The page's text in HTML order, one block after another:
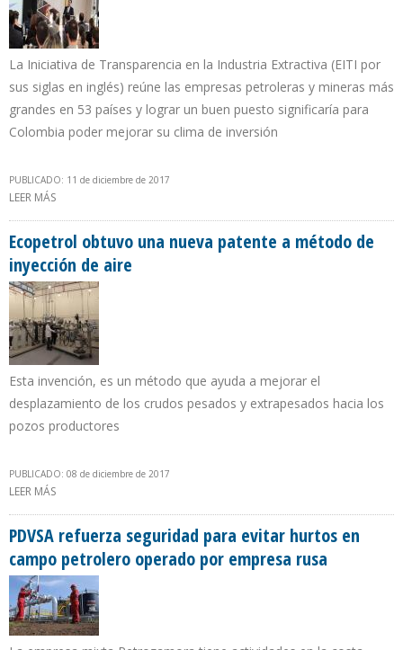
La Iniciativa de Transparencia en la Industria Extractiva (EITI por
sus siglas en inglés) reúne las empresas petroleras y mineras más
grandes en 53 países y lograr un buen puesto significaría para
Colombia poder mejorar su clima de inversión
PUBLICADO: 11 de diciembre de 2017
LEER MÁS
Ecopetrol obtuvo una nueva patente a método de
inyección de aire
Esta invención, es un método que ayuda a mejorar el
desplazamiento de los crudos pesados y extrapesados hacia los
pozos productores
PUBLICADO: 08 de diciembre de 2017
LEER MÁS
PDVSA refuerza seguridad para evitar hurtos en
campo petrolero operado por empresa rusa